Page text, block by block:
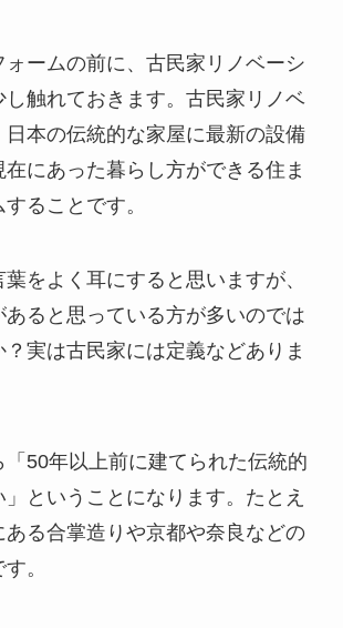
ームの前に、古民家リノベーシ
し触れておきます。古民家リノベ
日本の伝統的な家屋に最新の設備
にあった暮らし方ができる住ま
ることです。
をよく耳にすると思いますが、
ると思っている方が多いのでは
実は古民家には定義などありま
50年以上前に建てられた伝統的
ということになります。たとえ
ある合掌造りや京都や奈良などの
。